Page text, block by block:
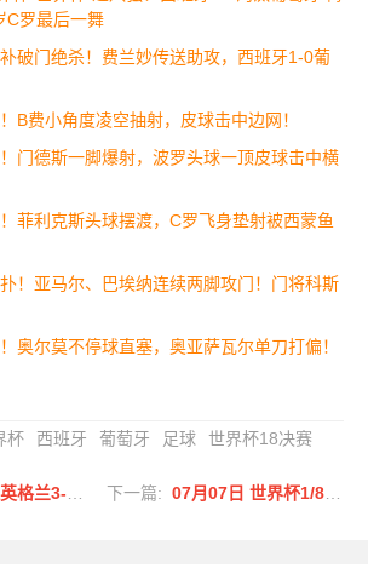
C罗最后一舞
破门绝杀！费兰妙传送助攻，西班牙1-0葡
B费小角度凌空抽射，皮球击中边网！
门德斯一脚爆射，波罗头球一顶皮球击中横
菲利克斯头球摆渡，C罗飞身垫射被西蒙鱼
！亚马尔、巴埃纳连续两脚攻门！门将科斯
奥尔莫不停球直塞，奥亚萨瓦尔单刀打偏！
杯 西班牙 葡萄牙 足球 世界杯18决赛
响凯恩点射+送点宽萨直红 下一篇:07月07日 世界杯1/8决赛 美国vs比利时 进球